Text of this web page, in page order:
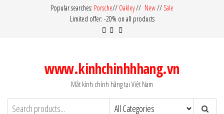
Popular searches: Porsche// Oakley// New// Sale
Limited offer: -20% on all products
www.kinhchinhhhang.vn
Mắt kính chính hãng tại Việt Nam